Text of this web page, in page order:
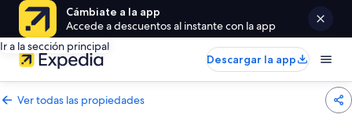
Cámbiate a la app
Accede a descuentos al instante con la app
Ir a la sección principal
Descargar la app
Ver todas las propiedades